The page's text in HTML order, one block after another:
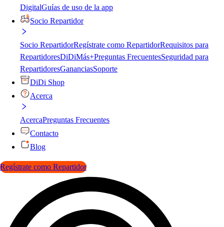
DigitalGuías de uso de la app
Socio Repartidor
Socio RepartidorRegístrate como RepartidorRequisitos para
RepartidoresDiDiMás+Preguntas FrecuentesSeguridad para
RepartidoresGananciasSoporte
DiDi Shop
Acerca
AcercaPreguntas Frecuentes
Contacto
Blog
Regístrate como Repartidor